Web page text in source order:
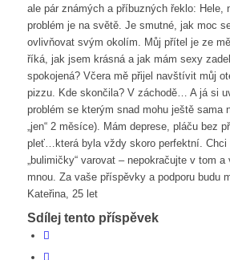
ale pár známých a příbuzných řeklo: Hele,
problém je na světě. Je smutné, jak moc
ovlivňovat svým okolím. Můj přítel je ze
říká, jak jsem krásná a jak mám sexy
spokojená? Včera mě přijel navštívit můj
pizzu. Kde skončila? V záchodě… A já si
problém se kterým snad mohu ještě sama
„jen“ 2 měsíce). Mám deprese, pláču bez
pleť…která byla vždy skoro perfektní.
„bulimičky“ varovat – nepokračujte v tom
mnou. Za vaše příspěvky a podporu budu
Kateřina, 25 let
Sdílej tento příspěvek